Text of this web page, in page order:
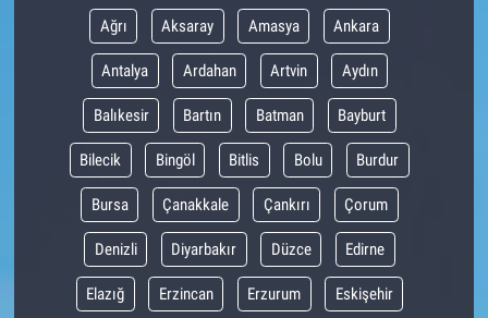
Ağrı Aksaray Amasya Ankara
Antalya Ardahan Artvin Aydın
Balıkesir Bartın Batman Bayburt
Bilecik Bingöl Bitlis Bolu Burdur
Bursa Çanakkale Çankırı Çorum
Denizli Diyarbakır Düzce Edirne
Elazığ Erzincan Erzurum Eskişehir